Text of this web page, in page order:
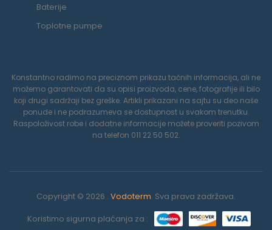
Baterije
Toplotne pumpe
Konstantno radimo na preciznom prikazu tačnih informacija, ali ne
možemo garantovati da su opisi proizvoda, cene, fotografije ili bilo
koji drugi sadržaji bez greške. Artikli prikazani na sajtu su deo naše
ponude i ne podrazumeva se dostupnost u svakom trenutku.
Raspoloživost robe i dodatne informacije možete proveriti pozivom
na telefon 011 22 50 502.
Copyright © 2026 . Vodoterm. Sva prava zadržava.
Koristimo sigurna plaćanja za :